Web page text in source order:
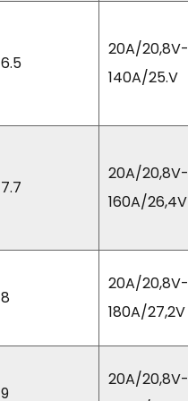
6.5
20A/20,8V-
140A/25.V
7.7
20A/20,8V-
160A/26,4V
8
20A/20,8V-
180A/27,2V
9
20A/20,8V-